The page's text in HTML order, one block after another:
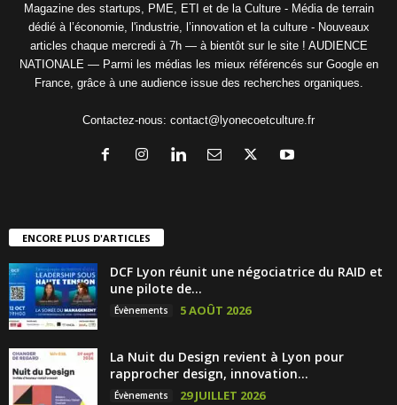
Magazine des startups, PME, ETI et de la Culture - Média de terrain
dédié à l’économie, l'industrie, l’innovation et la culture - Nouveaux
articles chaque mercredi à 7h — à bientôt sur le site ! AUDIENCE
NATIONALE — Parmi les médias les mieux référencés sur Google en
France, grâce à une audience issue des recherches organiques.
Contactez-nous: contact@lyonecoetculture.fr
ENCORE PLUS D'ARTICLES
DCF Lyon réunit une négociatrice du RAID et
une pilote de...
Évènements 5 AOÛT 2026
La Nuit du Design revient à Lyon pour
rapprocher design, innovation...
Évènements 29 JUILLET 2026